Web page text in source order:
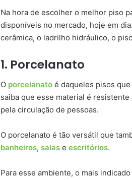
Na hora de escolher o melhor piso
disponíveis no mercado, hoje em
cerâmica, o ladrilho hidráulico, o
1. Porcelanato
O porcelanato é daqueles pisos que
saiba que esse material é
pela circulação de pessoas.
O porcelanato é tão versátil que
banheiros, salas e escritórios.
Para esse ambiente, o mais indicado